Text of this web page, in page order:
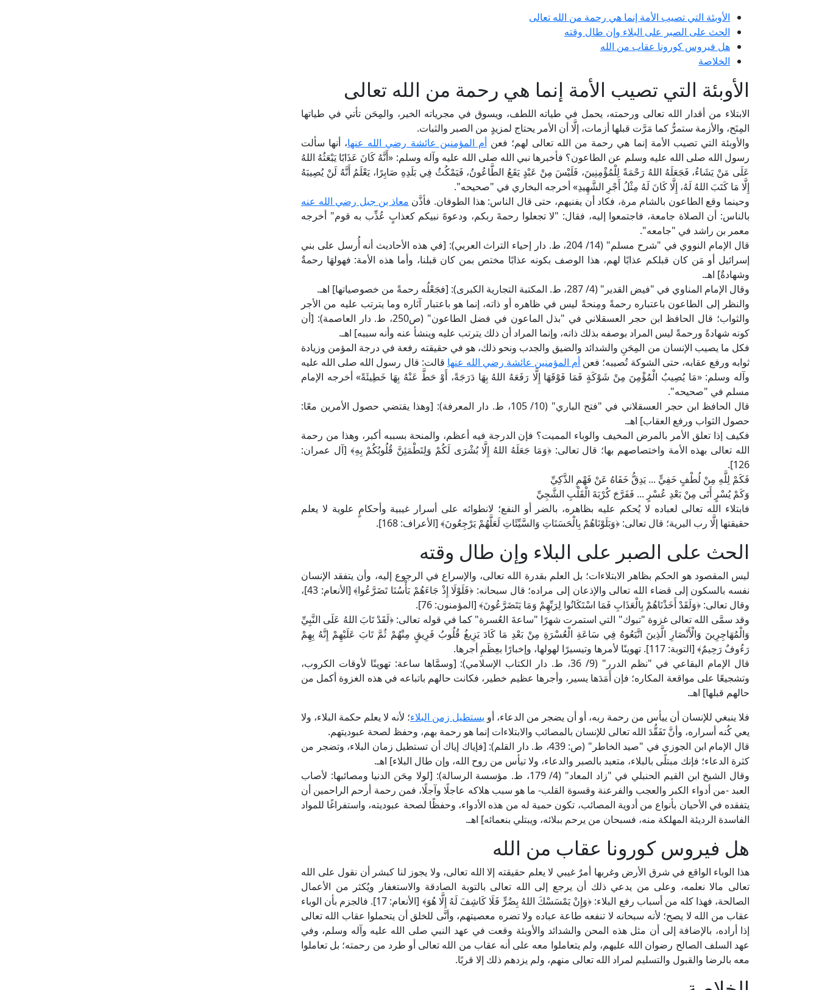
الأوبئة التي تصيب الأمة إنما هي رحمة من الله تعالى
الحث على الصبر على البلاء وإن طال وقته
هل فيروس كورونا عقاب من الله
الخلاصة
الأوبئة التي تصيب الأمة إنما هي رحمة من الله تعالى
الابتلاء من أقدار الله تعالى ورحمته، يحمل في طياته اللطف، ويسوق في مجرياته الخير، والمِحَن تأتي في طياتها
المِنَح، والأزمة ستمرُّ كما مَرَّت قبلها أزمات، إلَّا أن الأمر يحتاج لمزيدٍ من الصبر والثبات.
والأوبئة التي تصيب الأمة إنما هي رحمة من الله تعالى لهم؛ فعنأم المؤمنين عائشة رضي الله عنها، أنها سألت
رسول الله صلى الله عليه وسلم عن الطاعون؟ فأخبرها نبي الله صلى الله عليه وآله وسلم: «أَنَّهُ كَانَ عَذَابًا يَبْعَثُهُ اللهُ
عَلَى مَنْ يَشَاءُ، فَجَعَلَهُ اللهُ رَحْمَةً لِلْمُؤْمِنِينَ، فَلَيْسَ مِنْ عَبْدٍ يَقَعُ الطَّاعُونُ، فَيَمْكُثُ فِي بَلَدِهِ صَابِرًا، يَعْلَمُ أَنَّهُ لَنْ يُصِيبَهُ
إِلَّا مَا كَتَبَ اللهُ لَهُ، إِلَّا كَانَ لَهُ مِثْلُ أَجْرِ الشَّهِيدِ» أخرجه البخاري في "صحيحه".
وحينما وقع الطاعون بالشام مرة، فكاد أن يفنيهم، حتى قال الناس: هذا الطوفان. فأذَّن معاذ بن جبل رضي الله عنه
بالناس: أن الصلاة جامعة، فاجتمعوا إليه، فقال: "لا تجعلوا رحمةَ ربكم، ودعوةَ نبيكم كعذابٍ عُذِّب به قوم" أخرجه
معمر بن راشد في "جامعه".
قال الإمام النووي في "شرح مسلم" (14/ 204، ط. دار إحياء التراث العربي): [في هذه الأحاديث أنه أُرسل على بني
إسرائيل أو مَن كان قبلكم عذابًا لهم، هذا الوصف بكونه عذابًا مختص بمن كان قبلنا، وأما هذه الأمة: فهولهَا رحمةٌ
وشهادةٌ] اهـ.
وقال الإمام المناوي في "فيض القدير" (4/ 287، ط. المكتبة التجارية الكبرى): [فجَعْلُه رحمةً من خصوصياتها] اهـ.
والنظر إلى الطاعون باعتباره رحمةً ومِنحةً ليس في ظاهره أو ذاته، إنما هو باعتبار آثاره وما يترتب عليه من الأجر
والثواب؛ قال الحافظ ابن حجر العسقلاني في "بذل الماعون في فضل الطاعون" (ص250، ط. دار العاصمة): [أن
كونه شهادةً ورحمةً ليس المراد بوصفه بذلك ذاته، وإنما المراد أن ذلك يترتب عليه وينشأ عنه وأنه سببه] اهـ.
فكل ما يصيب الإنسان من المِحَنِ والشدائد والضيق والجدب ونحو ذلك، هو في حقيقته رفعة في درجة المؤمن وزيادة
ثوابه ورفع عقابه، حتى الشوكة تُصيبه؛ فعن أم المؤمنين عائشة رضي الله عنها قالت: قال رسول الله صلى الله عليه
وآله وسلم: «مَا يُصِيبُ الْمُؤْمِنَ مِنْ شَوْكَةٍ فَمَا فَوْقَهَا إِلَّا رَفَعَهُ اللهُ بِهَا دَرَجَةً، أَوْ حَطَّ عَنْهُ بِهَا خَطِيئَةً» أخرجه الإمام
مسلم في "صحيحه".
قال الحافظ ابن حجر العسقلاني في "فتح الباري" (10/ 105، ط. دار المعرفة): [وهذا يقتضي حصول الأمرين معًا:
حصول الثواب ورفع العقاب] اهـ.
فكيف إذا تعلق الأمر بالمرض المخيف والوباء المميت؟ فإن الدرجة فيه أعظم، والمنحة بسببه أكبر، وهذا من رحمة
الله تعالى بهذه الأمة واختصاصهم بها؛ قال تعالى: ﴿وَمَا جَعَلَهُ اللهُ إِلَّا بُشْرَى لَكُمْ وَلِتَطْمَئِنَّ قُلُوبُكُمْ بِهِ﴾ [آل عمران:
126].
فَكَمْ لِلَّهِ مِنْ لُطْفٍ خَفِيٍّ ... يَدِقُّ خَفَاهُ عَنْ فَهْمِ الذَّكِيِّ
وَكَمْ يُسْرٍ أَتَى مِنْ بَعْدِ عُسْرٍ ... فَفَرَّجَ كُرْبَةَ الْقَلْبِ الشَّجِيِّ
فابتلاء الله تعالى لعباده لا يُحكم عليه بظاهره، بالضر أو النفع؛ لانطوائه على أسرار غيبية وأحكامٍ علوية لا يعلم
حقيقتها إلَّا رب البرية؛ قال تعالى: ﴿وَبَلَوْنَاهُمْ بِالْحَسَنَاتِ وَالسَّيِّئَاتِ لَعَلَّهُمْ يَرْجِعُونَ﴾ [الأعراف: 168].
الحث على الصبر على البلاء وإن طال وقته
ليس المقصود هو الحكم بظاهر الابتلاءات؛ بل العلم بقدرة الله تعالى، والإسراع في الرجوع إليه، وأن يتفقد الإنسان
نفسه بالسكون إلى قضاء الله تعالى والإذعان إلى مراده؛ قال سبحانه: ﴿فَلَوْلَا إِذْ جَاءَهُمْ بَأْسُنَا تَضَرَّعُوا﴾ [الأنعام: 43]،
وقال تعالى: ﴿وَلَقَدْ أَخَذْنَاهُمْ بِالْعَذَابِ فَمَا اسْتَكَانُوا لِرَبِّهِمْ وَمَا يَتَضَرَّعُونَ﴾ [المؤمنون: 76].
وقد سمَّى الله تعالى غزوة "تبوك" التي استمرت شهرًا "ساعةَ العُسرة" كما في قوله تعالى: ﴿لَقَدْ تَابَ اللهُ عَلَى النَّبِيِّ
وَالْمُهَاجِرِينَ وَالْأَنْصَارِ الَّذِينَ اتَّبَعُوهُ فِي سَاعَةِ الْعُسْرَةِ مِنْ بَعْدِ مَا كَادَ يَزِيغُ قُلُوبُ فَرِيقٍ مِنْهُمْ ثُمَّ تَابَ عَلَيْهِمْ إِنَّهُ بِهِمْ
رَءُوفٌ رَحِيمٌ﴾ [التوبة: 117]. تهوينًا لأمرها وتيسيرًا لهولها، وإخبارًا بعِظَمِ أجرها.
قال الإمام البقاعي في "نظم الدرر" (9/ 36، ط. دار الكتاب الإسلامي): [وسمَّاها ساعة: تهوينًا لأوقات الكروب،
وتشجيعًا على مواقعة المكاره؛ فإن أَمَدَها يسير، وأجرها عظيم خطير، فكانت حالهم باتباعه في هذه الغزوة أكمل من
حالهم قبلها] اهـ.
فلا ينبغي للإنسان أن ييأس من رحمة ربه، أو أن يضجر من الدعاء، أو يستطيل زمن البلاء؛ لأنه لا يعلم حكمة البلاء، ولا
يعي كُنه أسراره، وأنَّ تَفَقُّدَ الله تعالى للإنسان بالمصائب والابتلاءات إنما هو رحمة بهم، وحفظ لصحة عبوديتهم.
قال الإمام ابن الجوزي في "صيد الخاطر" (ص: 439، ط. دار القلم): [فإياك إياك أن تستطيل زمان البلاء، وتضجر من
كثرة الدعاء؛ فإنك مبتلًى بالبلاء، متعبد بالصبر والدعاء، ولا تيأس من روح الله، وإن طال البلاء] اهـ.
وقال الشيخ ابن القيم الحنبلي في "زاد المعاد" (4/ 179، ط. مؤسسة الرسالة): [لولا مِحَن الدنيا ومصائبها: لأصاب
العبد -من أدواء الكبر والعجب والفرعنة وقسوة القلب- ما هو سبب هلاكه عاجلًا وآجلًا، فمن رحمة أرحم الراحمين أن
يتفقده في الأحيان بأنواع من أدوية المصائب، تكون حمية له من هذه الأدواء، وحفظًا لصحة عبوديته، واستفراغًا للمواد
الفاسدة الرديئة المهلكة منه، فسبحان من يرحم ببلائه، ويبتلي بنعمائه] اهـ.
هل فيروس كورونا عقاب من الله
هذا الوباء الواقع في شرق الأرض وغربها أمرٌ غيبي لا يعلم حقيقته إلا الله تعالى، ولا يجوز لنا كبشر أن نقول على الله
تعالى مالا نعلمه، وعلى من يدعي ذلك أن يرجع إلى الله تعالى بالتوبة الصادقة والاستغفار ويُكثر من الأعمال
الصالحة، فهذا كله من أسباب رفع البلاء: ﴿وَإِنْ يَمْسَسْكَ اللهُ بِضُرٍّ فَلَا كَاشِفَ لَهُ إِلَّا هُوَ﴾ [الأنعام: 17]. فالجزم بأن الوباء
عقاب من الله لا يصح؛ لأنه سبحانه لا تنفعه طاعة عباده ولا تضره معصيتهم، وأنَّى للخلق أن يتحملوا عقاب الله تعالى
إذا أراده، بالإضافة إلى أن مثل هذه المحن والشدائد والأوبئة وقعت في عهد النبي صلى الله عليه وآله وسلم، وفي
عهد السلف الصالح رضوان الله عليهم، ولم يتعاملوا معه على أنه عقاب من الله تعالى أو طرد من رحمته؛ بل تعاملوا
معه بالرضا والقبول والتسليم لمراد الله تعالى منهم، ولم يزدهم ذلك إلا قربًا.